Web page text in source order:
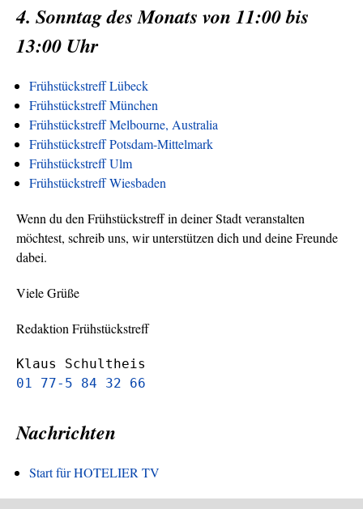
4. Sonntag des Monats von 11:00 bis
13:00 Uhr
Frühstückstreff Lübeck
Frühstückstreff München
Frühstückstreff Melbourne, Australia
Frühstückstreff Potsdam-Mittelmark
Frühstückstreff Ulm
Frühstückstreff Wiesbaden
Wenn du den Frühstückstreff in deiner Stadt veranstalten
möchtest, schreib uns, wir unterstützen dich und deine Freunde
dabei.
Viele Grüße
Redaktion Frühstückstreff
Klaus Schultheis
01 77-5 84 32 66
Nachrichten
Start für HOTELIER TV